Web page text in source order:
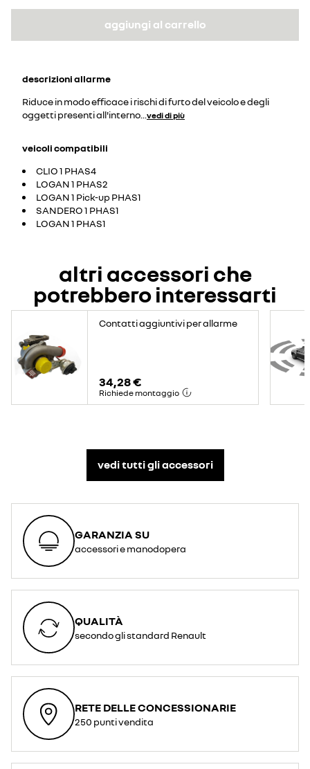
aggiungi al carrello
descrizioniallarme
Riduce in modo efficace i rischi di furto del veicolo e degli
oggetti presenti all'interno vedi di più
veicoli compatibili
CLIO 1 PHAS4
LOGAN 1 PHAS2
LOGAN 1 Pick-up PHAS1
SANDERO 1 PHAS1
LOGAN 1 PHAS1
altri accessori che
potrebbero interessarti
Contatti aggiuntivi per allarme
34,28 €
Richiede montaggio
vedi tutti gli accessori​
GARANZIA SU
accessori e manodopera
QUALITÀ
secondo gli standard Renault
RETE DELLE CONCESSIONARIE
250 punti vendita